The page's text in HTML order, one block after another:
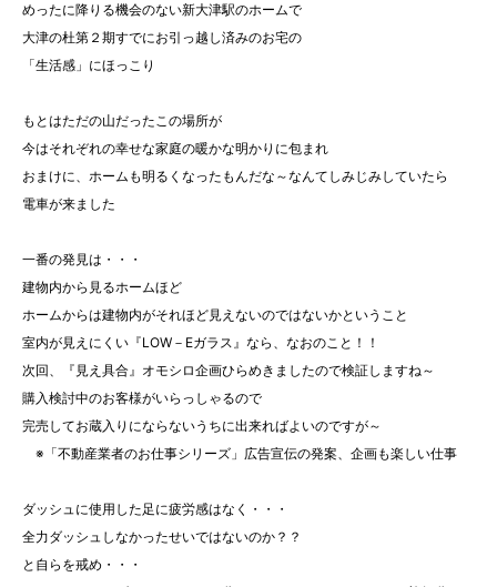
めったに降りる機会のない新大津駅のホームで
大津の杜第２期すでにお引っ越し済みのお宅の
「生活感」にほっこり
もとはただの山だったこの場所が
今はそれぞれの幸せな家庭の暖かな明かりに包まれ
おまけに、ホームも明るくなったもんだな～なんてしみじみしていたら
電車が来ました
一番の発見は・・・
建物内から見るホームほど
ホームからは建物内がそれほど見えないのではないかということ
室内が見えにくい『LOW－Eガラス』なら、なおのこと！！
次回、『見え具合』オモシロ企画ひらめきましたので検証しますね～
購入検討中のお客様がいらっしゃるので
完売してお蔵入りにならないうちに出来ればよいのですが～
※「不動産業者のお仕事シリーズ」広告宣伝の発案、企画も楽しい仕事
ダッシュに使用した足に疲労感はなく・・・
全力ダッシュしなかったせいではないのか？？
と自らを戒め・・・